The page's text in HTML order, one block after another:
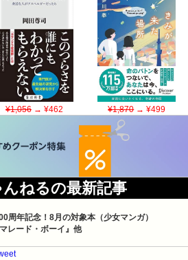
¥1,056→ ¥462 ¥1,870→ ¥499
んねるの最新記事
周年記念！8月の対象本（少女マンガ）
レード・ボーイ』他